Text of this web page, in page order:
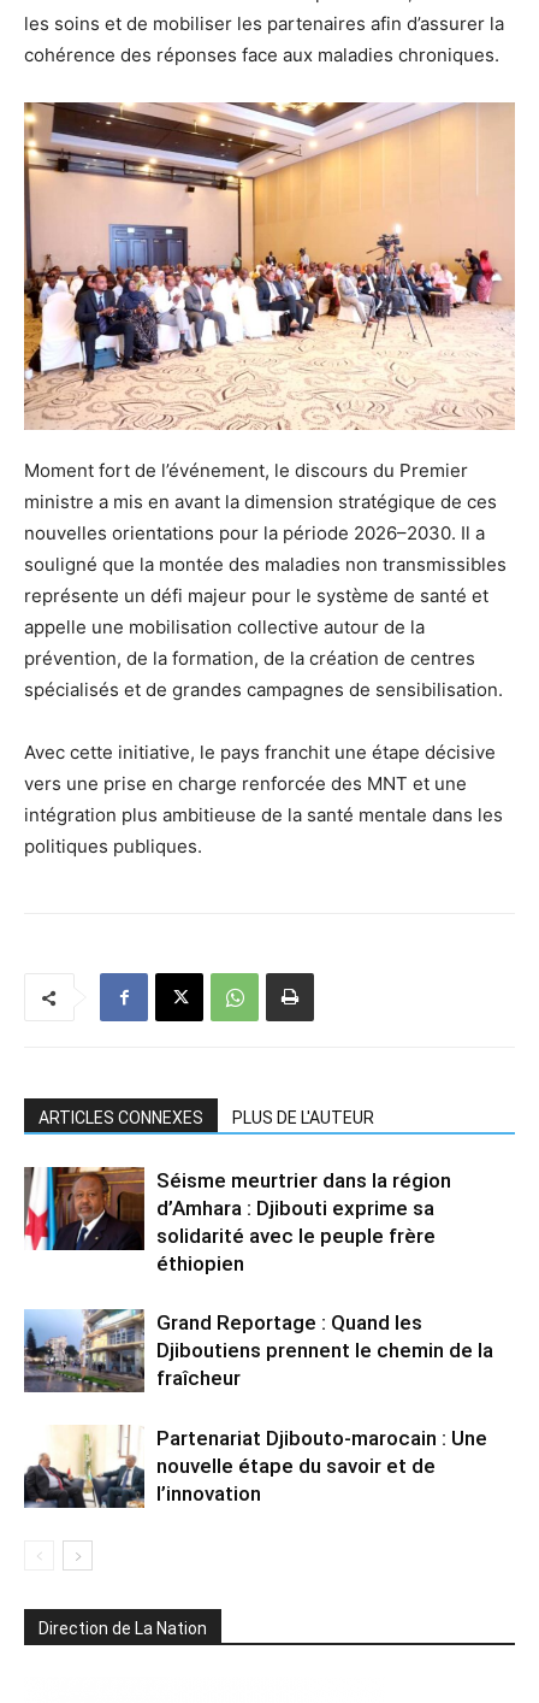
les soins et de mobiliser les partenaires afin d’assurer la
cohérence des réponses face aux maladies chroniques.
Moment fort de l’événement, le discours du Premier
ministre a mis en avant la dimension stratégique de ces
nouvelles orientations pour la période 2026–2030. Il a
souligné que la montée des maladies non transmissibles
représente un défi majeur pour le système de santé et
appelle une mobilisation collective autour de la
prévention, de la formation, de la création de centres
spécialisés et de grandes campagnes de sensibilisation.
Avec cette initiative, le pays franchit une étape décisive
vers une prise en charge renforcée des MNT et une
intégration plus ambitieuse de la santé mentale dans les
politiques publiques.
ARTICLES CONNEXES PLUS DE L'AUTEUR
Séisme meurtrier dans la région
d’Amhara : Djibouti exprime sa
solidarité avec le peuple frère
éthiopien
Grand Reportage : Quand les
Djiboutiens prennent le chemin de la
fraîcheur
Partenariat Djibouto-marocain : Une
nouvelle étape du savoir et de
l’innovation
Direction de La Nation